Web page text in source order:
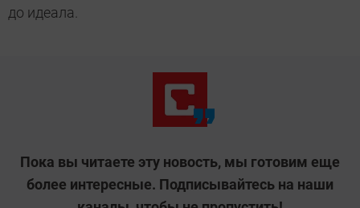
до идеала.
Пока вы читаете эту новость, мы готовим еще
более интересные. Подписывайтесь на наши